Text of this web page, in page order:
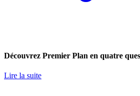
Découvrez Premier Plan en quatre
Lire la suite